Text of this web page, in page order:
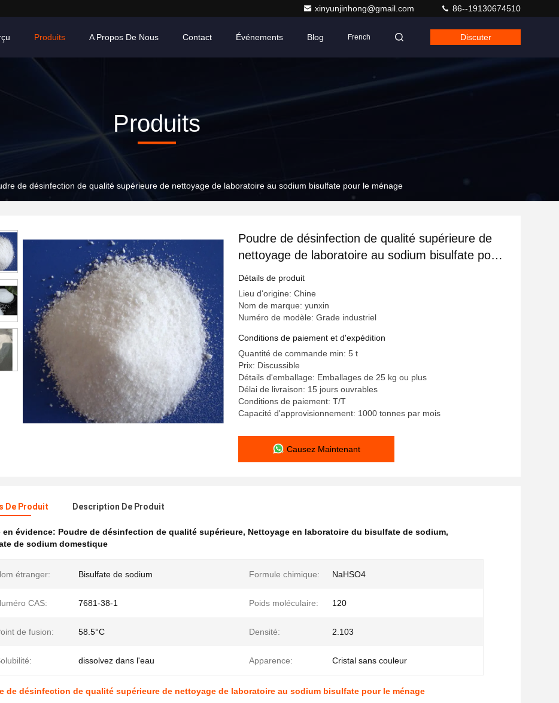
xinyunjinhong@gmail.com 86--19130674510
Produits A Propos De Nous Contact Événements Blog French Discuter
Produits
de désinfection de qualité supérieure de nettoyage de laboratoire au sodium bisulfate pour le ménage
Poudre de désinfection de qualité supérieure de
nettoyage de laboratoire au sodium bisulfate pour
le ménage
Détails de produit
Lieu d'origine: Chine
Nom de marque: yunxin
Numéro de modèle: Grade industriel
Conditions de paiement et d'expédition
Quantité de commande min: 5 t
Prix: Discussible
Détails d'emballage: Emballages de 25 kg ou plus
Délai de livraison: 15 jours ouvrables
Conditions de paiement: T/T
Capacité d'approvisionnement: 1000 tonnes par mois
Causez Maintenant
De Produit Description De Produit
en évidence: Poudre de désinfection de qualité supérieure, Nettoyage en laboratoire du bisulfate de sodium,
de sodium domestique
étranger: Bisulfate de sodium Formule chimique: NaHSO4
CAS: 7681-38-1 Poids moléculaire: 120
de fusion: 58.5°C Densité: 2.103
dissolvez dans l'eau Apparence: Cristal sans couleur
de désinfection de qualité supérieure de nettoyage de laboratoire au sodium bisulfate pour le ménage